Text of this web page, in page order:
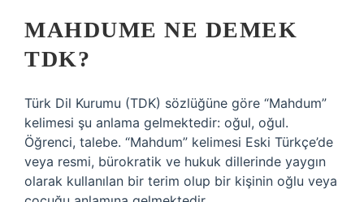
MAHDUME NE DEMEK
TDK?
Türk Dil Kurumu (TDK) sözlüğüne göre “Mahdum”
kelimesi şu anlama gelmektedir: oğul, oğul.
Öğrenci, talebe. “Mahdum” kelimesi Eski Türkçe’de
veya resmi, bürokratik ve hukuk dillerinde yaygın
olarak kullanılan bir terim olup bir kişinin oğlu veya